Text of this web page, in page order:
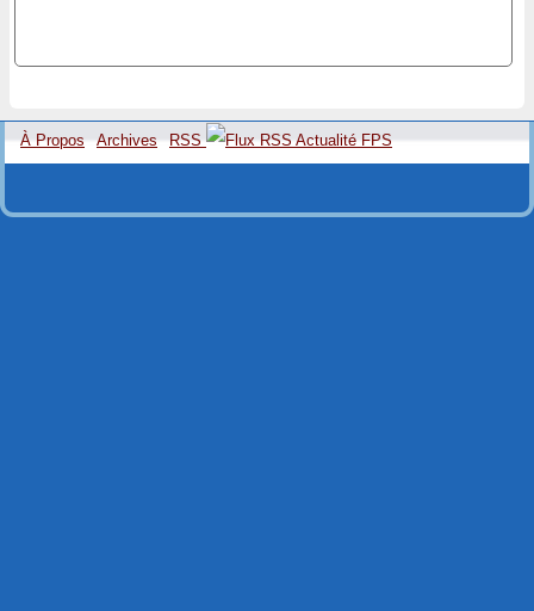
À Propos Archives RSS